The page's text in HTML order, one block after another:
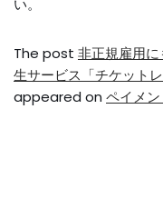
The post 非正規雇用
生サービス「チケット
appeared on ペイメ